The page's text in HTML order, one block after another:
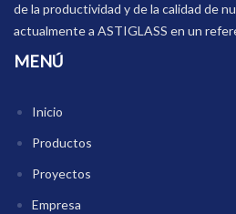
de la productividad y de la calidad de
actualmente a ASTIGLASS en un
MENÚ
Inicio
Productos
Proyectos
Empresa